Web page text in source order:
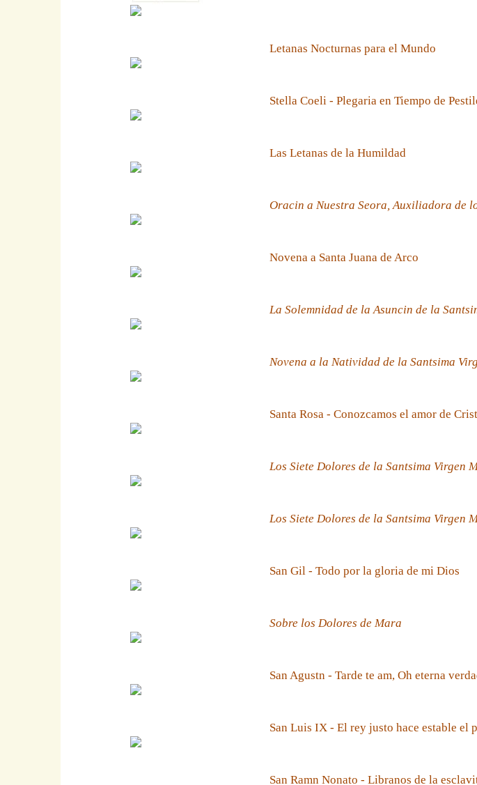
Letanas Nocturnas para el Mundo
Stella Coeli - Plegaria en Tiempo de
Las Letanas de la Humildad
Oracin a Nuestra Seora, Auxiliadora de
Novena a Santa Juana de Arco
La Solemnidad de la Asuncin de la
Novena a la Natividad de la Santsima
Santa Rosa - Conozcamos el amor de
Los Siete Dolores de la Santsima Virgen
Los Siete Dolores de la Santsima Virgen
San Gil - Todo por la gloria de mi Dios
Sobre los Dolores de Mara
San Agustn - Tarde te am, Oh eterna
San Luis IX - El rey justo hace estable el
San Ramn Nonato - Libranos de la